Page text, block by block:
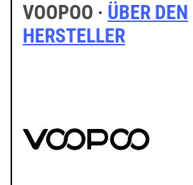
VOOPOO · ÜBER DEN
HERSTELLER